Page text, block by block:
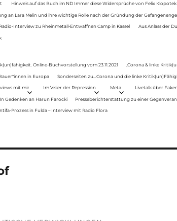
Hinweis auf das Buch im ND Immer diese Widersprüche von Felix Klopotek
an Lara Melin und ihre wichtige Rolle nach der Gründung der
Radio-Interview zu Rheinmetall-Entwaffnen Camp in Kassel Aus Anlass der
Online-Buchvorstellung vom 23.11.2021 „Corona & linke
in Europa Sonderseiten zu…Corona und die linke
mit mir Im Visier der Repression Meta Livetalk über
In Gedenken an Harun Farocki Presseberichterstattung zu einer
Prozess in Fulda – Interview mit Radio Flora